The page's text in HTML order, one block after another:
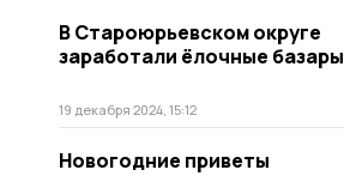
В Староюрьевском округе
заработали ёлочные базары
19 декабря 2024, 15:12
Новогодние приветы